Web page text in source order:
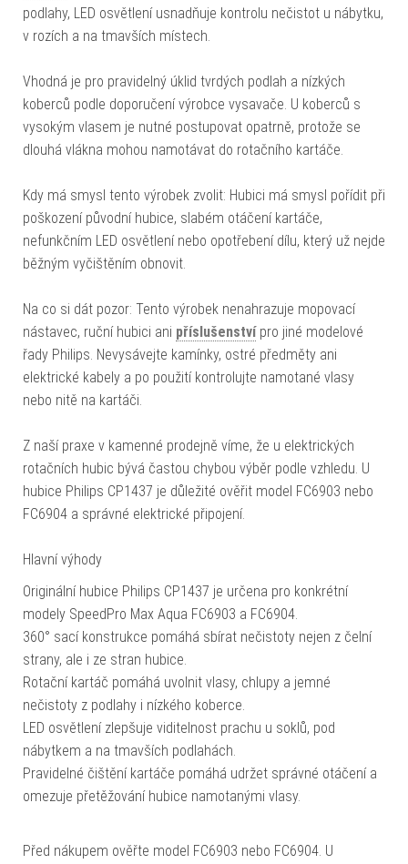
podlahy, LED osvětlení usnadňuje kontrolu nečistot u nábytku,
v rozích a na tmavších místech.
Vhodná je pro pravidelný úklid tvrdých podlah a nízkých
koberců podle doporučení výrobce vysavače. U koberců s
vysokým vlasem je nutné postupovat opatrně, protože se
dlouhá vlákna mohou namotávat do rotačního kartáče.
Kdy má smysl tento výrobek zvolit: Hubici má smysl pořídit při
poškození původní hubice, slabém otáčení kartáče,
nefunkčním LED osvětlení nebo opotřebení dílu, který už nejde
běžným vyčištěním obnovit.
Na co si dát pozor: Tento výrobek nenahrazuje mopovací
nástavec, ruční hubici ani příslušenstvípro jiné modelové
řady Philips. Nevysávejte kamínky, ostré předměty ani
elektrické kabely a po použití kontrolujte namotané vlasy
nebo nitě na kartáči.
Z naší praxe v kamenné prodejně víme, že u elektrických
rotačních hubic bývá častou chybou výběr podle vzhledu. U
hubice Philips CP1437 je důležité ověřit model FC6903 nebo
FC6904 a správné elektrické připojení.
Hlavní výhody
Originální hubice Philips CP1437 je určena pro konkrétní
modely SpeedPro Max Aqua FC6903 a FC6904.
360° sací konstrukce pomáhá sbírat nečistoty nejen z čelní
strany, ale i ze stran hubice.
Rotační kartáč pomáhá uvolnit vlasy, chlupy a jemné
nečistoty z podlahy i nízkého koberce.
LED osvětlení zlepšuje viditelnost prachu u soklů, pod
nábytkem a na tmavších podlahách.
Pravidelné čištění kartáče pomáhá udržet správné otáčení a
omezuje přetěžování hubice namotanými vlasy.
Před nákupem ověřte model FC6903 nebo FC6904. U